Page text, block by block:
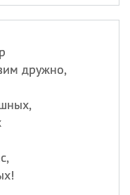
дружно,